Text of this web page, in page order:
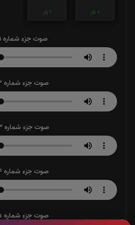
0 بار 1 بار
صوت جزء شماره 1
صوت جزء شماره 2
صوت جزء شماره 3
صوت جزء شماره 4
صوت جزء شماره 5